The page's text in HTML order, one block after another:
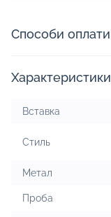
Способи оплати
Характеристики
Вставка
Стиль
Метал
Проба